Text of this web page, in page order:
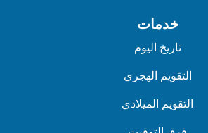
خدمات
تاريخ اليوم
التقويم الهجري
التقويم الميلادي